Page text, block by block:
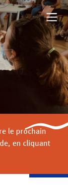
le prochain
en cliquant